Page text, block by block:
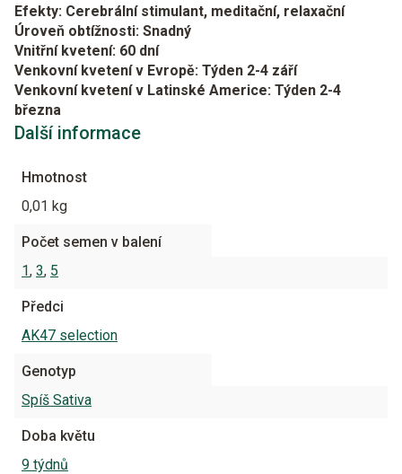
Efekty: Cerebrální stimulant, meditační, relaxační
Úroveň obtížnosti: Snadný
Vnitřní kvetení: 60 dní
Venkovní kvetení v Evropě: Týden 2-4 září
Venkovní kvetení v Latinské Americe: Týden 2-4
března
Další informace
Hmotnost
0,01 kg
Počet semen v balení
1, 3, 5
Předci
AK47 selection
Genotyp
Spíš Sativa
Doba květu
9 týdnů